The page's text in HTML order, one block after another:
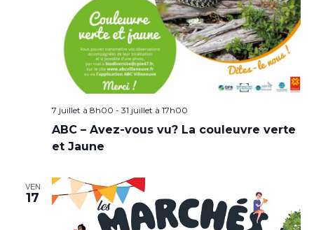
7 juillet à 8h00 - 31 juillet à 17h00
ABC – Avez-vous vu? La couleuvre verte
et Jaune
VEN
17